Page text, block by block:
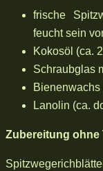
frische
feucht sein
Kokosöl (ca.
Schraubglas
Bienenwachs
Lanolin (ca.
Zubereitung ohne